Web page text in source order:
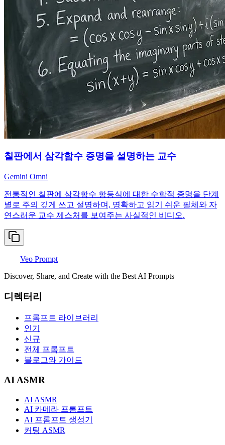
칠판에서 삼각함수 증명을 설명하는 교수
Gemini Omni
전통적인 칠판에 삼각함수 항등식에 대한 수학적 증명을 단계
별로 주의 깊게 쓰고 설명하며, 명확하고 읽기 쉬운 필체와 자
연스러운 교수 제스처를 보여주는 사실적인 비디오.
Veo Prompt
Discover, Share, and Create with the Best AI Prompts
디렉터리
프롬프트 라이브러리
인기
신규
전체 프롬프트
블로그와 가이드
AI ASMR
AI ASMR
AI 카메라 프롬프트
AI 프롬프트 생성기
커팅 ASMR